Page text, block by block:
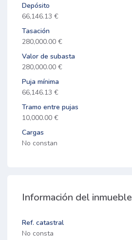
Depósito
66,146.13 €
Tasación
280,000.00 €
Valor de subasta
280,000.00 €
Puja mínima
66,146.13 €
Tramo entre pujas
10,000.00 €
Cargas
No constan
Información del inmueble
Ref. catastral
No consta